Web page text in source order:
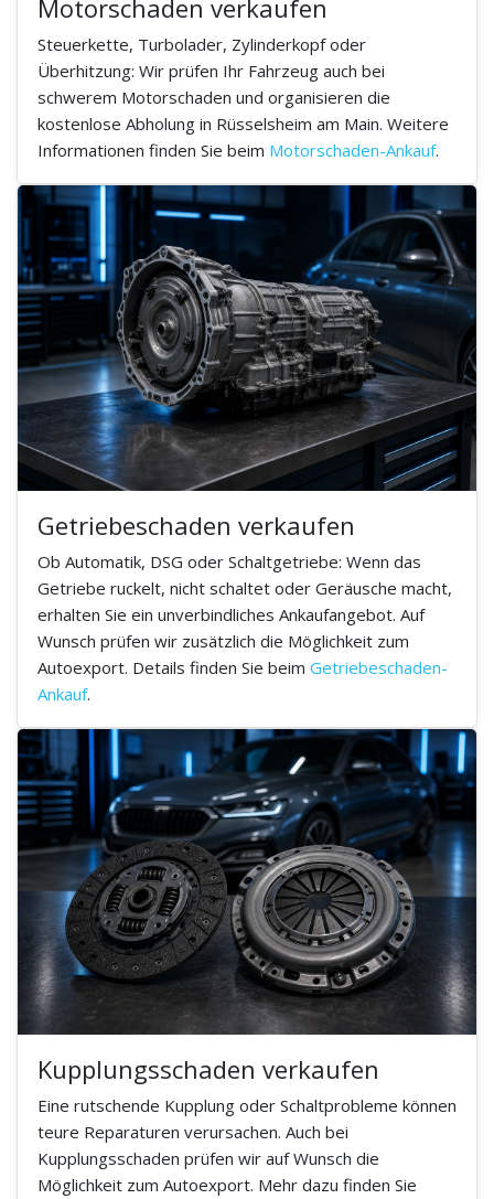
Motorschaden verkaufen
Steuerkette, Turbolader, Zylinderkopf oder
Überhitzung: Wir prüfen Ihr Fahrzeug auch bei
schwerem Motorschaden und organisieren die
kostenlose Abholung in Rüsselsheim am Main. Weitere
Informationen finden Sie beim Motorschaden-Ankauf.
Getriebeschaden verkaufen
Ob Automatik, DSG oder Schaltgetriebe: Wenn das
Getriebe ruckelt, nicht schaltet oder Geräusche macht,
erhalten Sie ein unverbindliches Ankaufangebot. Auf
Wunsch prüfen wir zusätzlich die Möglichkeit zum
Autoexport. Details finden Sie beim Getriebeschaden-
Ankauf.
Kupplungsschaden verkaufen
Eine rutschende Kupplung oder Schaltprobleme können
teure Reparaturen verursachen. Auch bei
Kupplungsschaden prüfen wir auf Wunsch die
Möglichkeit zum Autoexport. Mehr dazu finden Sie